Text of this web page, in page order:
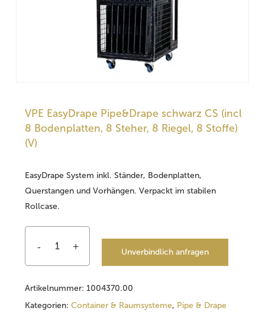
VPE EasyDrape Pipe&Drape schwarz CS (incl
8 Bodenplatten, 8 Steher, 8 Riegel, 8 Stoffe)
(V)
EasyDrape System inkl. Ständer, Bodenplatten,
Querstangen und Vorhängen. Verpackt im stabilen
Rollcase.
Unverbindlich anfragen
Artikelnummer: 1004370.00
Kategorien: Container & Raumsysteme, Pipe & Drape